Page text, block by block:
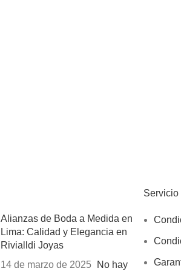
Alianzas de Boda a Medida en
Lima: Calidad y Elegancia en
Rivialldi Joyas
14 de marzo de 2025
No hay